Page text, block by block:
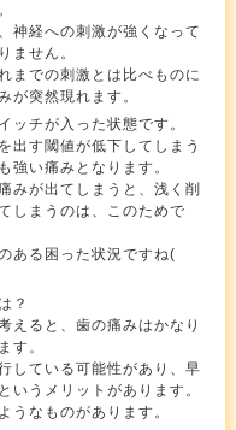
神経への刺激が強くなって
ません。
までの刺激とは比べものに
が突然現れます。
ッチが入った状態です。
出す閾値が低下してしまう
強い痛みとなります。
みが出てしまうと、浅く削
しまうのは、このためで
ある困った状況ですね(
は？
えると、歯の痛みはかなり
す。
している可能性があり、早
いうメリットがあります。
うなものがあります。